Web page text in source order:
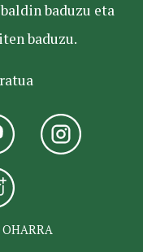
baduzu eta
baduzu.
OHARRA